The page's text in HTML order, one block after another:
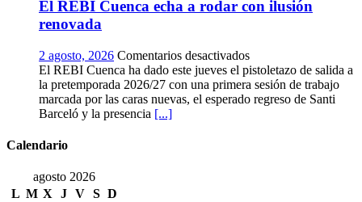
vendimia
la
historia
ya
es
El REBI Cuenca echa a rodar con ilusión
renovada
2 agosto, 2026 Comentarios desactivadosen
El
REBI
Cuenca
El REBI Cuenca ha dado este jueves el pistoletazo de salida a
la pretemporada 2026/27 con una primera sesión de trabajo
marcada por las caras nuevas, el esperado regreso de Santi
Barceló y la presencia [...]
Calendario
agosto 2026
L M X J V S D